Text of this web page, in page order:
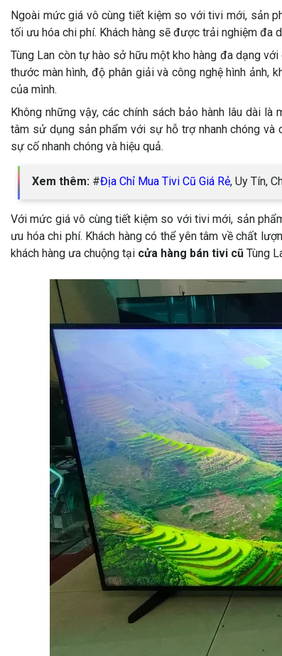
Ngoài mức giá vô cùng tiết kiệm so với tivi mới, sản
tối ưu hóa chi phí. Khách hàng sẽ được trải nghiệm đa
Tùng Lan còn tự hào sở hữu một kho hàng đa dạng
thước màn hình, độ phân giải và công nghệ hình ảnh,
của mình.
Không những vậy, các chính sách bảo hành lâu dài
tâm sử dụng sản phẩm với sự hỗ trợ nhanh chóng
sự cố nhanh chóng và hiệu quả.
Xem thêm: #Địa Chỉ Mua Tivi Cũ Giá Rẻ, Uy Tín,
Với mức giá vô cùng tiết kiệm so với tivi mới, sản
ưu hóa chi phí. Khách hàng có thể yên tâm về chất
khách hàng ưa chuộng tại cửa hàng bán tivi cũ Tùng